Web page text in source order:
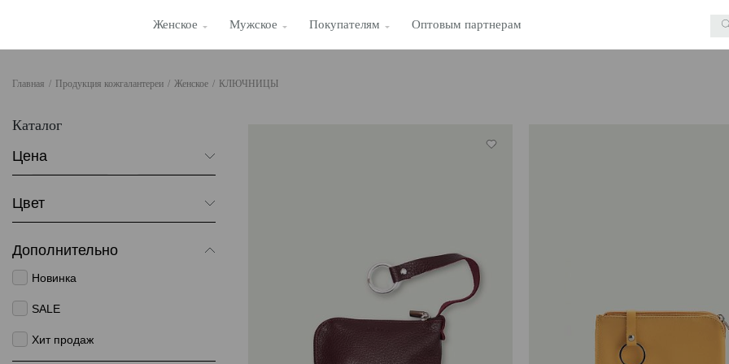
Женское Мужское Покупателям Оптовым партнерам
Главная / Продукция кожгалантереи / Женское / КЛЮЧНИЦЫ
Каталог
Цена
Цвет
Дополнительно
Новинка
SALE
Хит продаж